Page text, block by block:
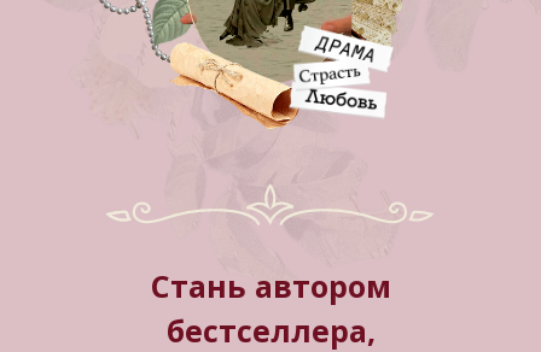
Стань автором
бестселлера,